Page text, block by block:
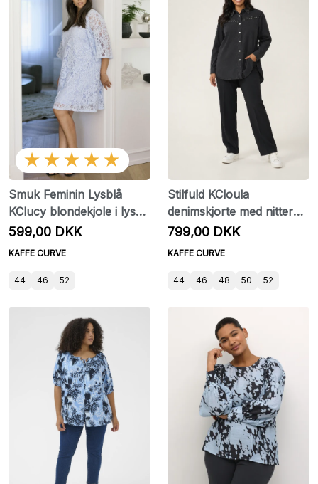
★★★★★
Smuk Feminin Lysblå
KClucy blondekjole i lys
blå fra Kaffe Curve.
599,00 DKK
KAFFE CURVE
44 46 52
Stilfuld KCloula
denimskjorte med nitter
fra Kaffe Curve
799,00 DKK
KAFFE CURVE
44 46 48 50 52